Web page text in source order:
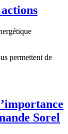
permettent de
Sorel